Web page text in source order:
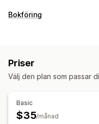
Kundbeteende
Marknadsföring och
Övergivna varukorgar
Diagram och rapporter
Bokföring
Utgiftsspårning
Spårning av kostnad för
Finansiella affärer
Priser
Välj den plan som passar
Basic
$35/månad